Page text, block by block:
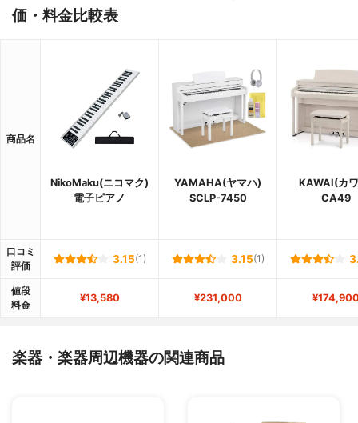
価・料金比較表
商品名
NikoMaku(ニコマク)
電子ピアノ
YAMAHA(ヤマハ)
SCLP-7450
KAWAI(カ
CA49
口コミ
評価
3.15(1) 3.15(1)
値段
料金
¥13,580 ¥231,000
楽器・楽器周辺機器の関連商品